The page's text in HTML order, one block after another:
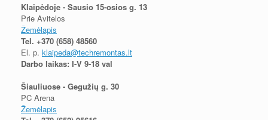
Klaipėdoje - Sausio 15-osios g. 13
Prie Avitelos
Žemėlapis
Tel. +370 (658) 48560
El. p. klaipeda@techremontas.lt
Darbo laikas: I-V 9-18 val
Šiauliuose - Gegužių g. 30
PC Arena
Žemėlapis